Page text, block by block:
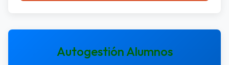
Autogestión Alumnos